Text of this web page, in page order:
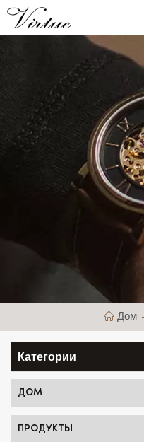
Дом
Категории
ДОМ
ПРОДУКТЫ